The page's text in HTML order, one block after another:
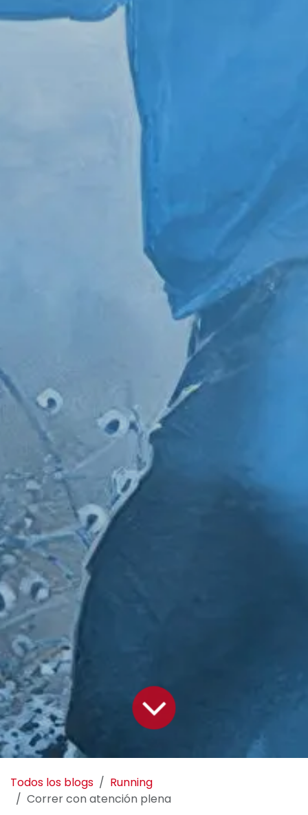
Todos los blogs
Running
Correr con atención plena